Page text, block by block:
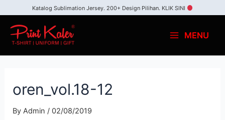
Katalog Sublimation Jersey. 200+ Design Pilihan. KLIK SINI
MENU
oren_vol.18-12
ByAdmin / 02/08/2019